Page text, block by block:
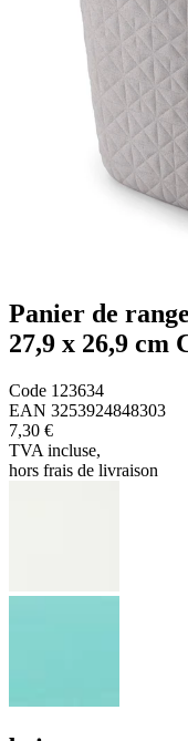
Panier de
27,9 x 26,9 cm
Code 123634
EAN 3253924848303
7,30 €
TVA incluse,
hors frais de livraison